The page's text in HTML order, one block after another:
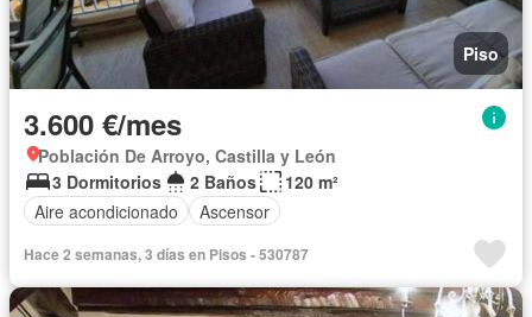
Piso
3.600 €/mes
Población De Arroyo, Castilla y León
3 Dormitorios
2 Baños
120 m²
Aire acondicionado
Ascensor
Hace 2 semanas, 3 días en Pisos - 530787